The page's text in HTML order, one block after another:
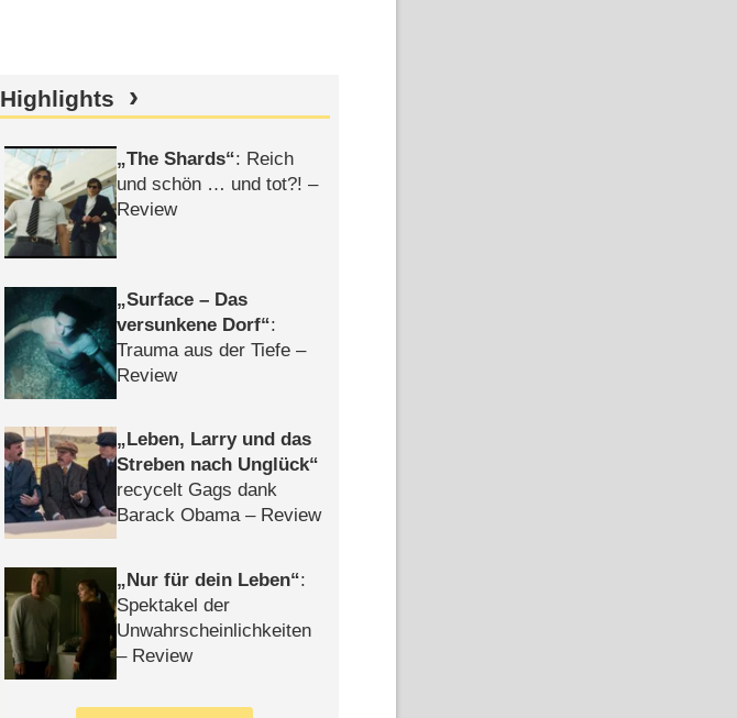
Highlights
The Shards : Reich
und schön … und tot?! –
Review
Surface – Das
versunkene Dorf :
Trauma aus der Tiefe –
Review
Leben, Larry und das
Streben nach Unglück
recycelt Gags dank
Barack Obama – Review
Nur für dein Leben :
Spektakel der
Unwahrscheinlichkeiten
– Review